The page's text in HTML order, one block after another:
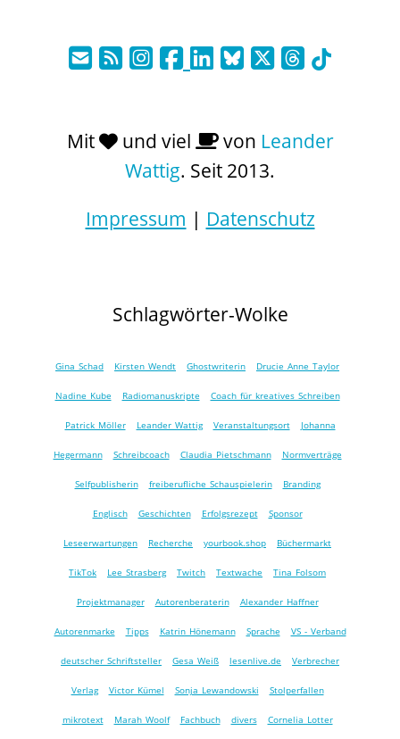
Mit und viel von Leander
Wattig. Seit 2013.
Impressum | Datenschutz
Schlagwörter-Wolke
Gina Schad Kirsten Wendt Ghostwriterin Drucie Anne Taylor
Nadine Kube Radiomanuskripte Coach für kreatives Schreiben
Patrick Möller Leander Wattig Veranstaltungsort Johanna
Hegermann Schreibcoach Claudia Pietschmann Normverträge
Selfpublisherin freiberufliche Schauspielerin Branding
Englisch Geschichten Erfolgsrezept Sponsor
Leseerwartungen Recherche yourbook.shop Büchermarkt
TikTok Lee Strasberg Twitch Textwache Tina Folsom
Projektmanager Autorenberaterin Alexander Haffner
Autorenmarke Tipps Katrin Hönemann Sprache VS - Verband
deutscher Schriftsteller Gesa Weiß lesenlive.de Verbrecher
Verlag Victor Kümel Sonja Lewandowski Stolperfallen
mikrotext Marah Woolf Fachbuch divers Cornelia Lotter